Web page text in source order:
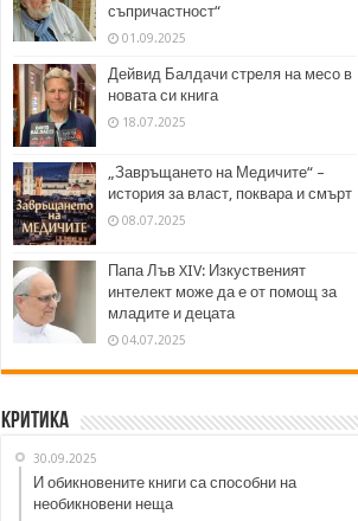
съпричастност“
01.09.2025
Дейвид Балдачи стреля на месо в
новата си книга
18.07.2025
„Завръщането на Медичите“ –
история за власт, поквара и смърт
08.07.2025
Папа Лъв XIV: Изкуственият
интелект може да е от помощ за
младите и децата
04.07.2025
Критика
30.09.2025
И обикновените книги са способни на
необикновени неща